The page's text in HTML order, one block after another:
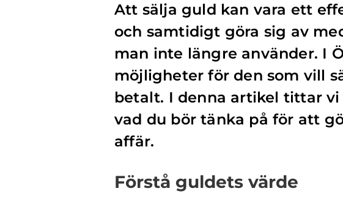
Att sälja guld kan vara ett
och samtidigt göra sig av
man inte längre använder. I
möjligheter för den som vill
betalt. I denna artikel tittar vi
vad du bör tänka på för att
affär.
Förstå guldets värde